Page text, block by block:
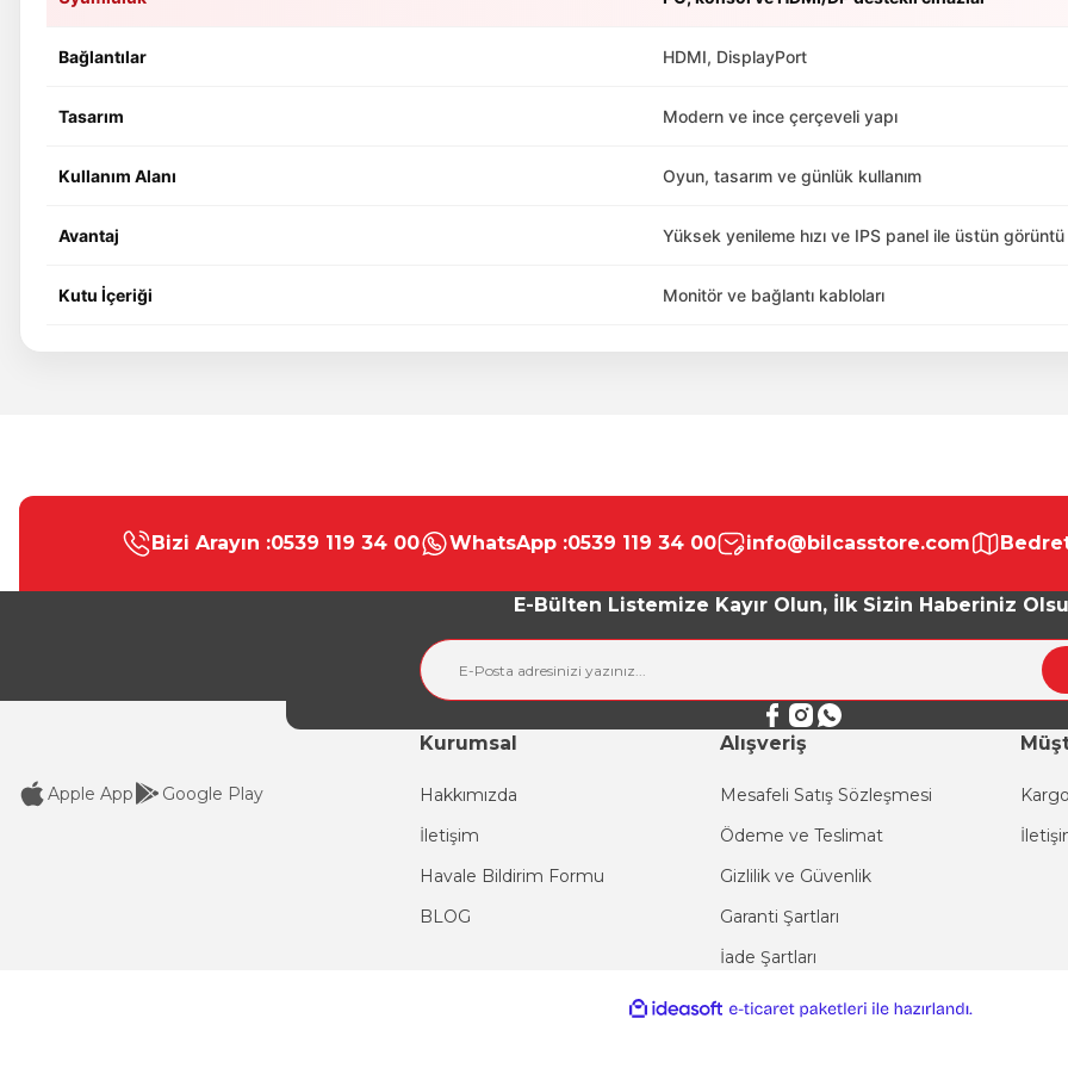
Bağlantılar HDMI, DisplayPort
Tasarım Modern ve ince çerçeveli yapı
Kullanım Alanı Oyun, tasarım ve günlük kullanım
Avantaj Yüksek yenileme hızı ve IPS panel ile üstün görüntü
Kutu İçeriği Monitör ve bağlantı kabloları
Görüş ve önerileriniz için teşekkür ederiz.
Ürün resmi kalitesiz, bozuk veya görüntülenemiyor.
Ürün açıklamasında eksik bilgiler bulunuyor.
Gönder
Bizi Arayın :0539 119 34 00 WhatsApp :0539 119 34 00 info@bilcasstore.com
E-Bülten Listemize Kayır Olun, İlk Sizin Haberiniz
Apple App Google Play
Kurumsal
Hakkımızda
İletişim
Havale Bildirim Formu
BLOG
Alışveriş
Mesafeli Satış Sözleşmesi
Ödeme ve Teslimat
Gizlilik ve Güvenlik
Garanti Şartları
İade Şartları
ideasoft
e-